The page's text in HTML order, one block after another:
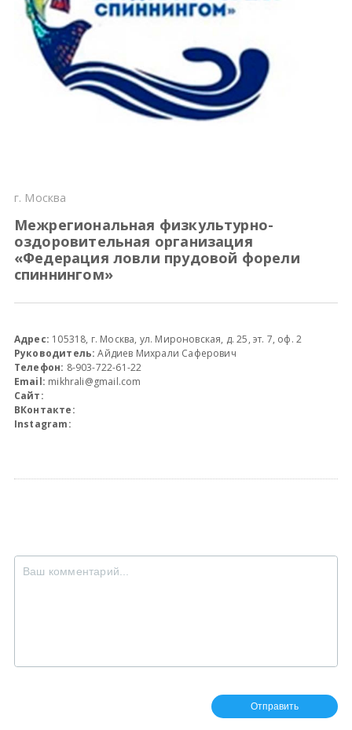
г. Москва
Межрегиональная физкультурно-
оздоровительная организация
«Федерация ловли прудовой форели
спиннингом»
Адрес: 105318, г. Москва, ул. Мироновская, д. 25, эт. 7, оф. 2
Руководитель: Айдиев Михрали Саферович
Телефон: 8-903-722-61-22
Email: mikhrali@gmail.com
Сайт:
ВКонтакте:
Instagram:
Всероссийские правила
Судейские документы